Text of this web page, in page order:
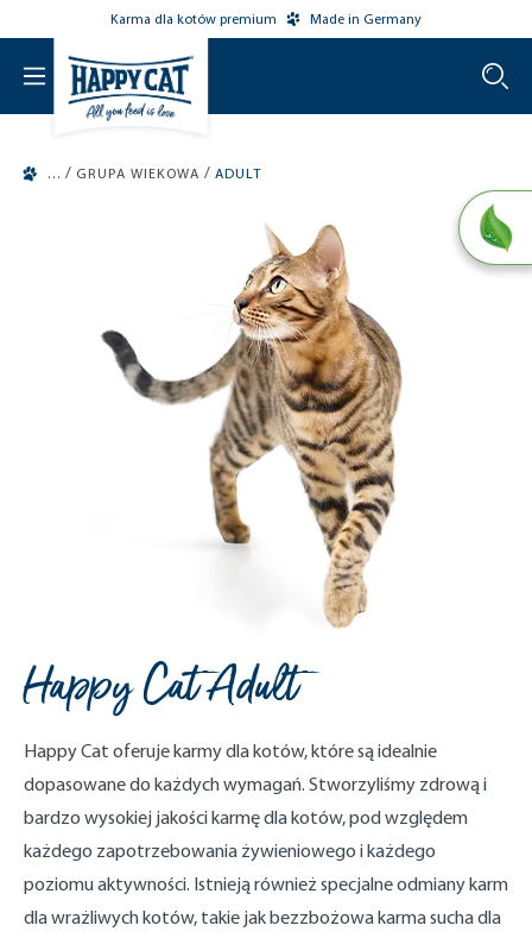
main contentKarma dla kotów premium Made in Germany
/ GRUPA WIEKOWA / ADULT
Happy Cat Adult
Happy Cat oferuje karmy dla kotów, które są idealnie
dopasowane do każdych wymagań. Stworzyliśmy zdrową i
bardzo wysokiej jakości karmę dla kotów, pod względem
każdego zapotrzebowania żywieniowego i każdego
poziomu aktywności. Istnieją również specjalne odmiany karm
dla wrażliwych kotów, takie jak bezzbożowa karma sucha dla